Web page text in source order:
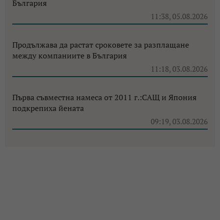
България
11:38, 05.08.2026
Продължава да растат сроковете за разплащане
между компаниите в България
11:18, 03.08.2026
Първа съвместна намеса от 2011 г.:САЩ и Япония
подкрепиха йената
09:19, 03.08.2026